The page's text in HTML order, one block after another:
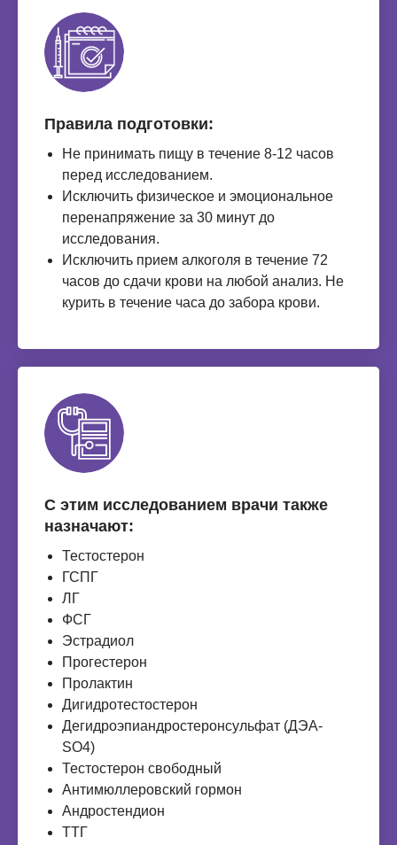
Правила подготовки:
Не принимать пищу в течение 8-12 часов
перед исследованием.
Исключить физическое и эмоциональное
перенапряжение за 30 минут до
исследования.
Исключить прием алкоголя в течение 72
часов до сдачи крови на любой анализ. Не
курить в течение часа до забора крови.
С этим исследованием врачи также
назначают:
Тестостерон
ГСПГ
ЛГ
ФСГ
Эстрадиол
Прогестерон
Пролактин
Дигидротестостерон
Дегидроэпиандростеронсульфат (ДЭА-
SO4)
Тестостерон свободный
Антимюллеровский гормон
Андростендион
ТТГ